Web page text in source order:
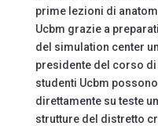
prime lezioni di
Ucbm grazie a
del simulation center
presidente del corso di
studenti Ucbm
direttamente su teste
strutture del distretto